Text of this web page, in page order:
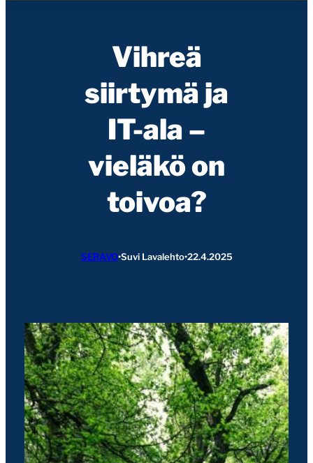
Vihreä
siirtymä ja
IT-ala –
vieläkö on
toivoa?
SERAVO•Suvi Lavalehto•22.4.2025